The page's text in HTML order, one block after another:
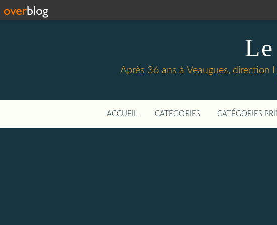
Après 36 ans à Veaugues, direction
ACCUEIL CATÉGORIES CATÉGORIES